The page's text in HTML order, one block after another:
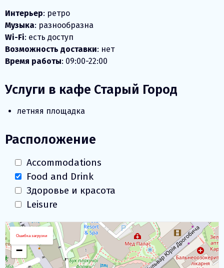
Интерьер: ретро
Музыка: разнообразна
Wi-Fi: есть доступ
Возможность доставки: нет
Время работы: 09:00-22:00
Услуги в кафе Старый Город
летняя площадка
Расположение
Accommodations
Food and Drink
Здоровье и красота
Leisure
Загрузка Карты
+
−
Ошибка загрузки